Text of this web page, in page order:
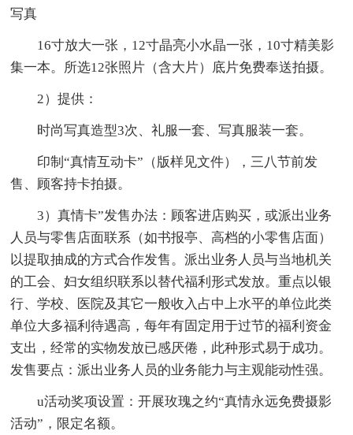
写真
16寸放大一张，12寸晶亮小水晶一张，10寸精美影
集一本。所选12张照片（含大片）底片免费奉送拍摄。
2）提供：
时尚写真造型3次、礼服一套、写真服装一套。
印制“真情互动卡”（版样见文件），三八节前发
售、顾客持卡拍摄。
3）真情卡”发售办法：顾客进店购买，或派出业务
人员与零售店面联系（如书报亭、高档的小零售店面）
以提取抽成的方式合作发售。派出业务人员与当地机关
的工会、妇女组织联系以替代福利形式发放。重点以银
行、学校、医院及其它一般收入占中上水平的单位此类
单位大多福利待遇高，每年有固定用于过节的福利资金
支出，经常的实物发放已感厌倦，此种形式易于成功。
发售要点：派出业务人员的业务能力与主观能动性强。
u活动奖项设置：开展玫瑰之约“真情永远免费摄影
活动”，限定名额。